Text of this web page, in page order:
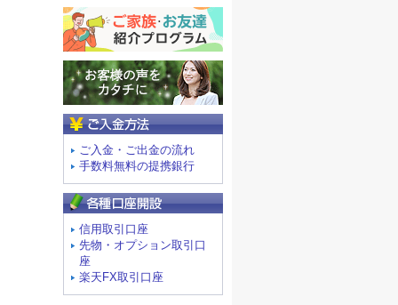
ご入金・ご出金の流れ
手数料無料の提携銀行
信用取引口座
先物・オプション取引口
座
楽天FX取引口座